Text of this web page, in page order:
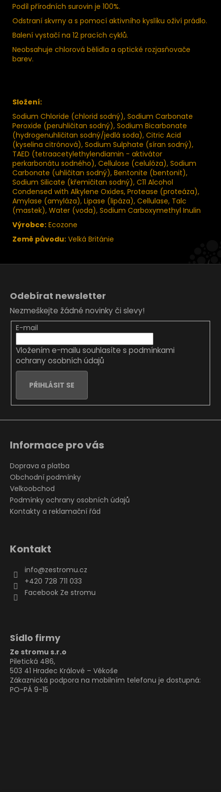
Podíl přírodních surovin je 100%.
Odstraní skvrny a s pomocí aktivního kyslíku oživí prádlo.
Balení vystačí na 12 pracích cyklů.
Neobsahuje chlorová bělidla a optické rozjasňovače
barev.
Složení:
Sodium Chloride (chlorid sodný), Sodium Carbonate
Peroxide (peruhličitan sodný), Sodium Bicarbonate
(hydrogenuhličitan sodný/jedlá soda), Citric Acid
(kyselina citrónová), Sodium Sulphate (síran sodný),
TAED (tetraacetylethylendiamin - aktivátor
perkarbonátu sodného), Cellulose (celulóza), Sodium
Carbonate (uhličitan sodný), Bentonite (bentonit),
Sodium Silicate (křemičitan sodný), C11 Alcohol
Condensed with Alkylene Oxides, Protease (proteáza),
Amylase (amyláza), Lipase (lipáza), Cellulase, Talc
(mastek), Water (voda), Sodium Carboxymethyl Inulin
Výrobce: Ecozone
Země původu: Velká Británie
Odebírat newsletter
Nezmeškejte žádné novinky či slevy!
E-mail
Vložením e-mailu souhlasíte s podmínkami
ochrany osobních údajů
PŘIHLÁSIT SE
Informace pro vás
Doprava a platba
Obchodní podmínky
Velkoobchod
Podmínky ochrany osobních údajů
Kontakty a reklamační řád
Kontakt
info@zestromu.cz
+420 728 711 033
Facebook Ze stromu
Sídlo firmy
Ze stromu s.r.o
Piletická 486,
503 41 Hradec Králové – Věkoše
Zákaznická podpora na mobilním telefonu je dostupná:
PO-PÁ 9-15